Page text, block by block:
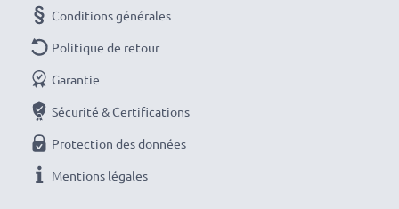
et une garantie de 3 ans !
Conditions générales
Politique de retour
Garantie
Sécurité & Certifications
Protection des données
Mentions légales